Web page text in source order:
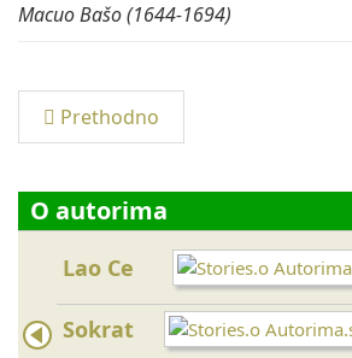
Macuo Bašo (1644-1694)
Prethodno
O autorima
Lao Ce
Sokrat